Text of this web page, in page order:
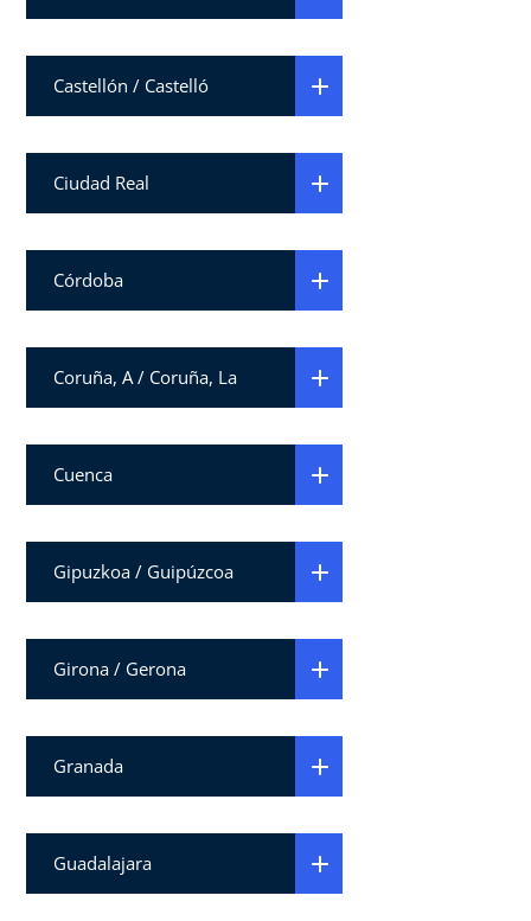
Castellón / Castelló
Ciudad Real
Córdoba
Coruña, A / Coruña, La
Cuenca
Gipuzkoa / Guipúzcoa
Girona / Gerona
Granada
Guadalajara